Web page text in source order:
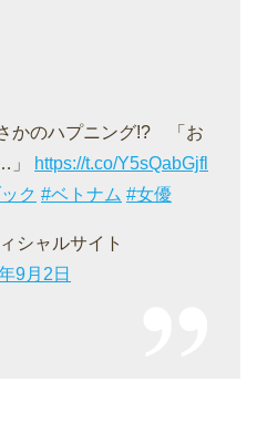
かのハプニング!? 「お
」
https://t.co/Y5sQabGjfl
ク #ベトナム #女優
シャルサイト
9月2日